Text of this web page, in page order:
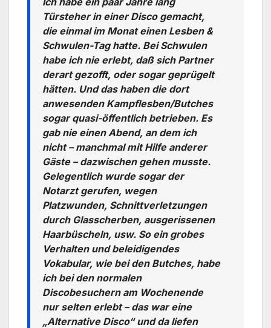
Türsteher in einer Disco gemacht,
die einmal im Monat einen Lesben &
Schwulen-Tag hatte. Bei Schwulen
habe ich nie erlebt, daß sich Partner
derart gezofft, oder sogar geprügelt
hätten. Und das haben die dort
anwesenden Kampflesben/Butches
sogar quasi-öffentlich betrieben. Es
gab nie einen Abend, an dem ich
nicht – manchmal mit Hilfe anderer
Gäste – dazwischen gehen musste.
Gelegentlich wurde sogar der
Notarzt gerufen, wegen
Platzwunden, Schnittverletzungen
durch Glasscherben, ausgerissenen
Haarbüscheln, usw. So ein grobes
Verhalten und beleidigendes
Vokabular, wie bei den Butches, habe
ich bei den normalen
Discobesuchern am Wochenende
nur selten erlebt – das war eine
„Alternative Disco“ und da liefen